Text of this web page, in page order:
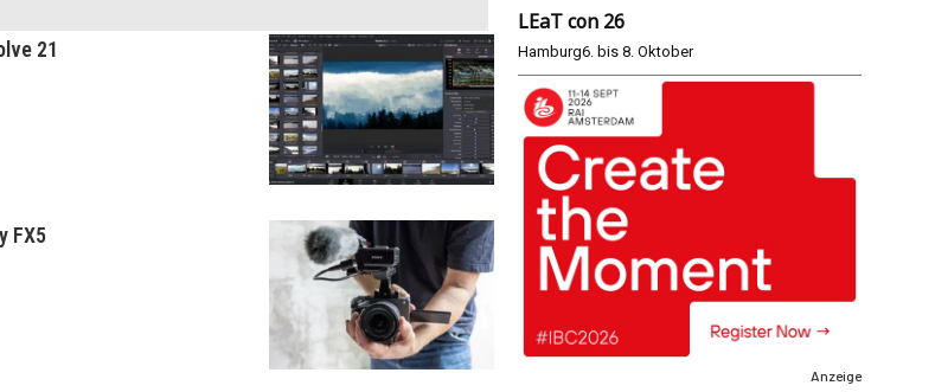
21
FX5
LEaT con 26
Hamburg6. bis 8. Oktober
Anzeige